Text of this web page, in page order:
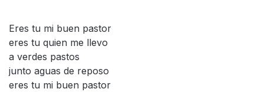
Eres tu mi buen pastor
eres tu quien me llevo
a verdes pastos
junto aguas de reposo
eres tu mi buen pastor